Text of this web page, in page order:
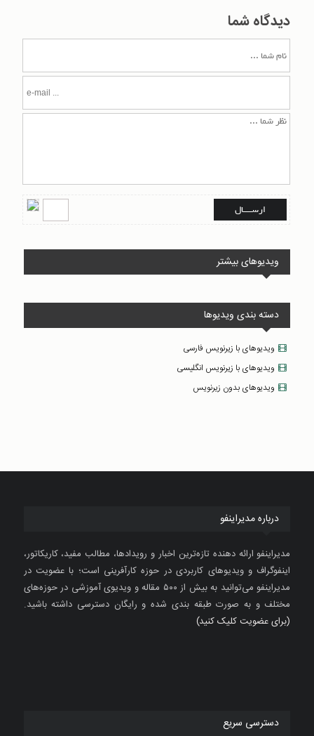
دیدگاه شما
ویدیوهای بیشتر
دسته بندی ویدیوها
ویدیوهای با زیرنویس فارسی
ویدیوهای با زیرنویس انگلیسی
ویدیوهای بدون زیرنویس
درباره مدیراینفو
مدیراینفو ارائه دهنده تازه‌ترین اخبار و رویدادها، مطالب مفید، کاریکاتور،
اینفوگراف و ویدیوهای کاربردی در حوزه کارآفرینی است؛ با عضویت در
مدیراینفو می‌توانید به بیش از ۵۰۰ مقاله و ویدیوی آموزشی در حوزه‌های
مختلف و به صورت طبقه بندی شده و رایگان دسترسی داشته باشید.
(برای عضویت کلیک کنید)
دسترسی سریع